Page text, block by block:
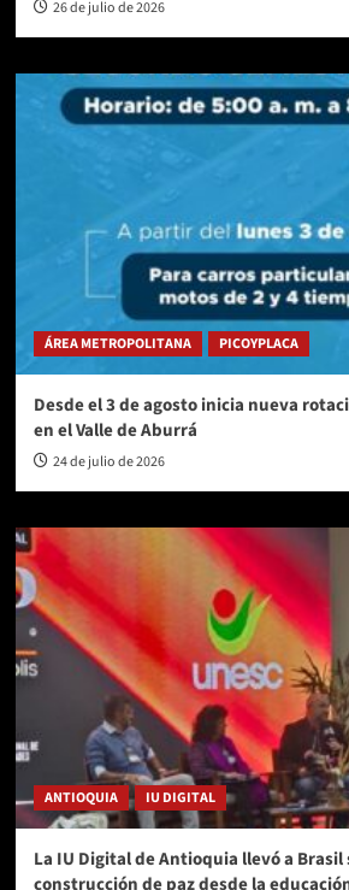
26 de julio de 2026
ÁREA METROPOLITANA PICOYPLACA
Desde el 3 de agosto inicia nueva
en el Valle de Aburrá
24 de julio de 2026
ANTIOQUIA IU DIGITAL
La IU Digital de Antioquia llevó a
construcción de paz desde la